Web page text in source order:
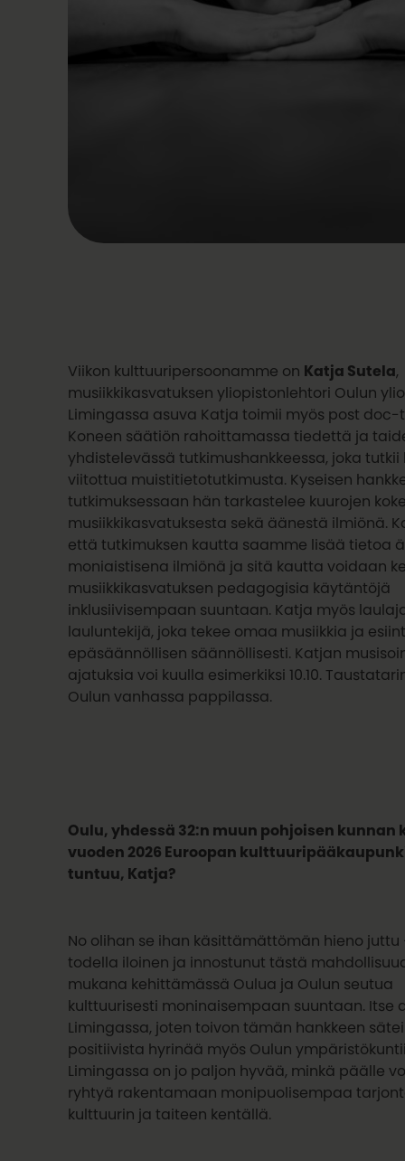
Viikon kulttuuripersoonamme on Katja Sutela,
musiikkikasvatuksen yliopistonlehtori Oulun
Limingassa asuva Katja toimii myös post
Koneen säätiön rahoittamassa tiedettä ja
yhdistelevässä tutkimushankkeessa, joka tutkii
viitottua muistitietotutkimusta. Kyseisen
tutkimuksessaan hän tarkastelee kuurojen
musiikkikasvatuksesta sekä äänestä ilmiönä.
että tutkimuksen kautta saamme lisää tietoa
moniaistisena ilmiönä ja sitä kautta voidaan
musiikkikasvatuksen pedagogisia käytäntöjä
inklusiivisempaan suuntaan. Katja myös
lauluntekijä, joka tekee omaa musiikkia ja
epäsäännöllisen säännöllisesti. Katjan
ajatuksia voi kuulla esimerkiksi 10.10.
Oulun vanhassa pappilassa.
Oulu, yhdessä 32:n muun pohjoisen kunnan
vuoden 2026 Euroopan
tuntuu, Katja?
No olihan se ihan käsittämättömän hieno juttu
todella iloinen ja innostunut tästä
mukana kehittämässä Oulua ja Oulun seutua
kulttuurisesti moninaisempaan suuntaan. Itse
Limingassa, joten toivon tämän hankkeen
positiivista hyrinää myös Oulun
Limingassa on jo paljon hyvää, minkä päälle
ryhtyä rakentamaan monipuolisempaa
kulttuurin ja taiteen kentällä.